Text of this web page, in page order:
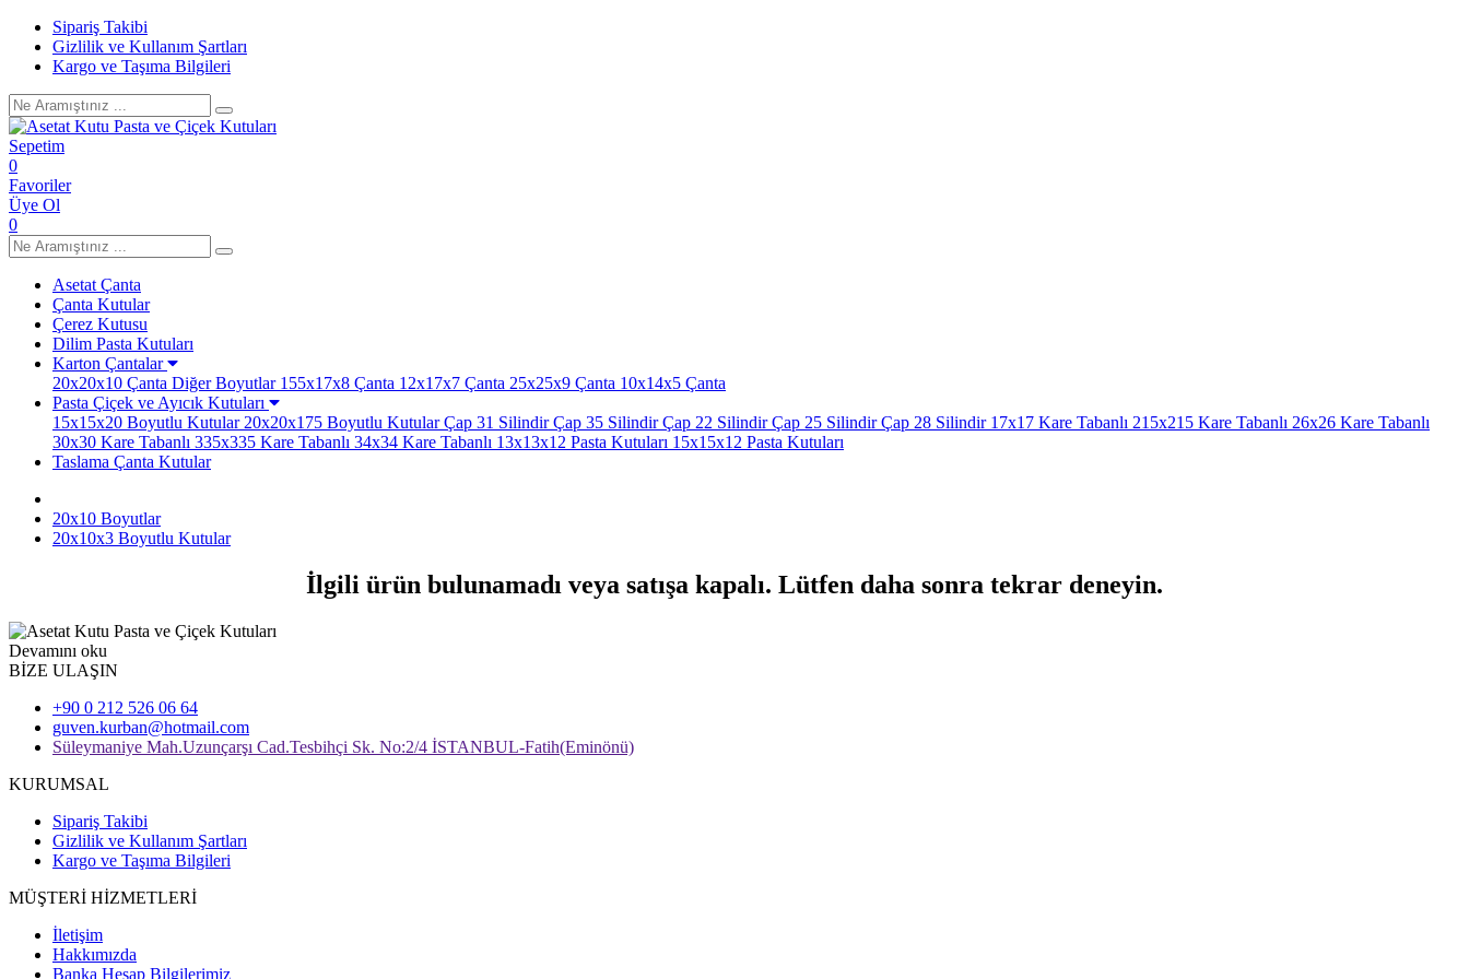
Sipariş Takibi
Gizlilik ve Kullanım Şartları
Kargo ve Taşıma Bilgileri
Sepetim
0
Favoriler
Üye Ol
0
Asetat Çanta
Çanta Kutular
Çerez Kutusu
Dilim Pasta Kutuları
Karton Çantalar
20x20x10 Çanta Diğer Boyutlar155x17x8 Çanta 12x17x7 Çanta 25x25x9 Çanta 10x14x5 Çanta
Pasta Çiçek ve Ayıcık Kutuları
15x15x20 Boyutlu Kutular20x20x175 Boyutlu KutularÇap 31 SilindirÇap 35 SilindirÇap 22 SilindirÇap 25 SilindirÇap 28 Silindir17x17 Kare Tabanlı 215x215 Kare Tabanlı 26x26 Kare Tabanlı
30x30 Kare Tabanlı 335x335 Kare Tabanlı 34x34 Kare Tabanlı 13x13x12 Pasta Kutuları 15x15x12 Pasta Kutuları
Taslama Çanta Kutular
20x10 Boyutlar
20x10x3 Boyutlu Kutular
İlgili ürün bulunamadı veya satışa kapalı. Lütfen daha sonra tekrar deneyin.
Devamını oku
BİZE ULAŞIN
+90 0 212 526 06 64
guven.kurban@hotmail.com
Süleymaniye Mah.Uzunçarşı Cad.Tesbihçi Sk. No:2/4 İSTANBUL-Fatih(Eminönü)
KURUMSAL
Sipariş Takibi
Gizlilik ve Kullanım Şartları
Kargo ve Taşıma Bilgileri
MÜŞTERİ HİZMETLERİ
İletişim
Hakkımızda
Banka Hesap Bilgilerimiz